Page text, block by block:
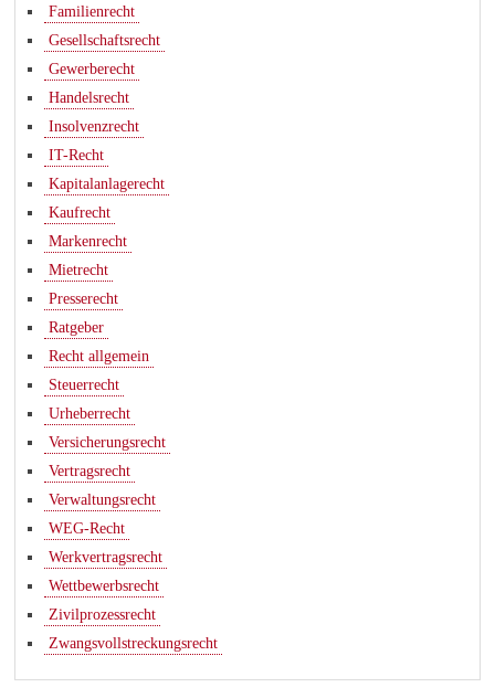
Familienrecht
Gesellschaftsrecht
Gewerberecht
Handelsrecht
Insolvenzrecht
IT-Recht
Kapitalanlagerecht
Kaufrecht
Markenrecht
Mietrecht
Presserecht
Ratgeber
Recht allgemein
Steuerrecht
Urheberrecht
Versicherungsrecht
Vertragsrecht
Verwaltungsrecht
WEG-Recht
Werkvertragsrecht
Wettbewerbsrecht
Zivilprozessrecht
Zwangsvollstreckungsrecht